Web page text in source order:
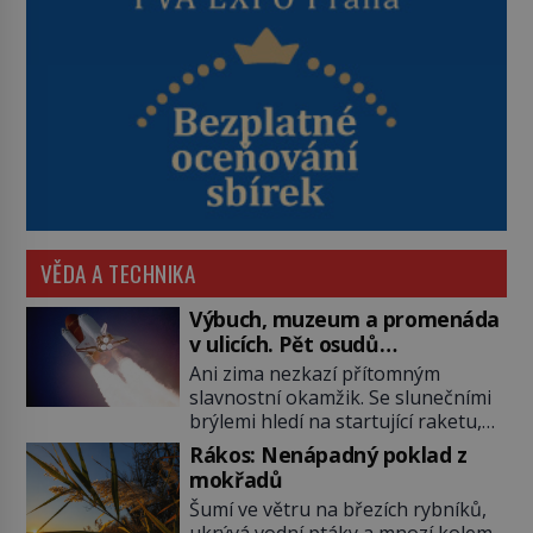
VĚDA A TECHNIKA
Výbuch, muzeum a promenáda
v ulicích. Pět osudů
nejslavnějších raketoplánů
Ani zima nezkazí přítomným
slavnostní okamžik. Se slunečními
brýlemi hledí na startující raketu,
která má do vesmíru vynést kromě
posádky také obyčejnou učitelku.
Po několika sekundách všem
ztuhnou úsměvy, stroj totiž
Rákos: Nenápadný poklad z
mokřadů
Šumí ve větru na březích rybníků,